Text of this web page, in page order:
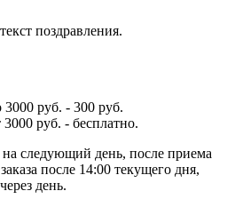
поздравления.
3000 руб. - 300 руб.
руб. - бесплатно.
на следующий день, после приема
после 14:00 текущего дня,
день.